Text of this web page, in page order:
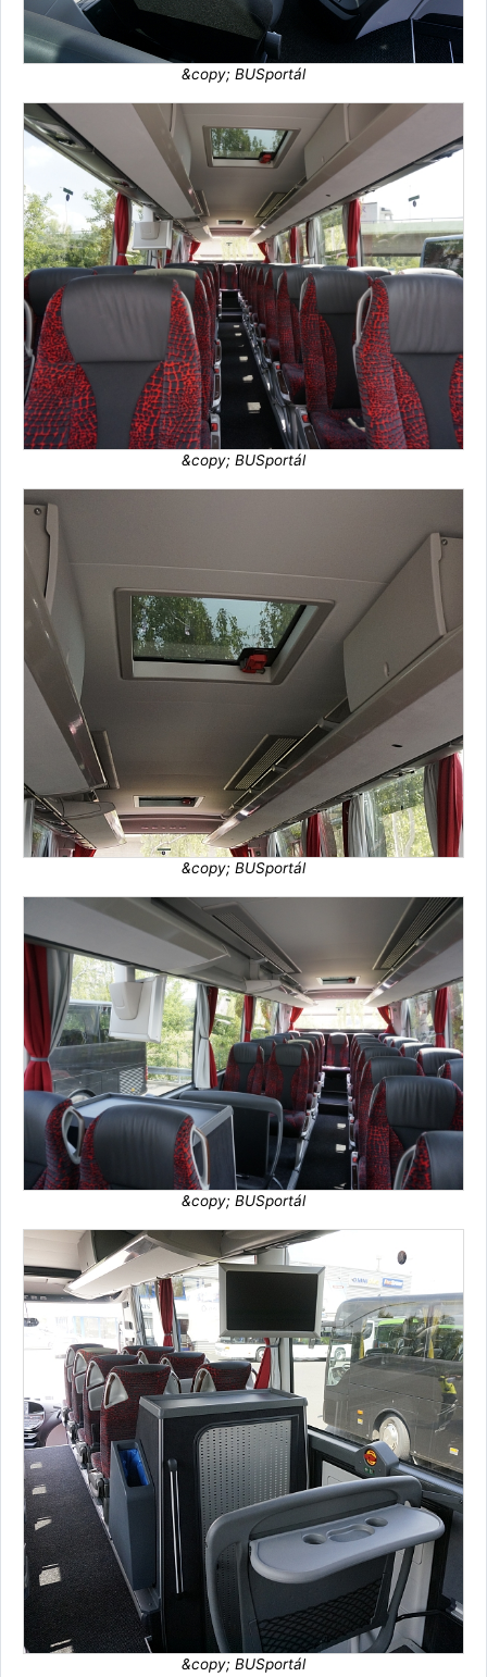
&copy; BUSportál
&copy; BUSportál
&copy; BUSportál
&copy; BUSportál
&copy; BUSportál